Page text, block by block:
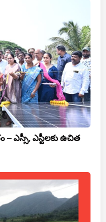
– ఎస్సీ, ఎస్టీలకు ఉచిత